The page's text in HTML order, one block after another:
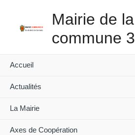
content
Mairie de la
commune 3
Accueil
Actualités
La Mairie
Axes de Coopération